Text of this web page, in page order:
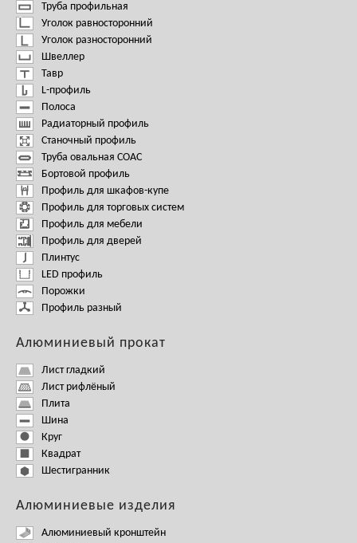
Труба профильная
Уголок равносторонний
Уголок разносторонний
Швеллер
Тавр
L-профиль
Полоса
Радиаторный профиль
Станочный профиль
Труба овальная СОАС
Бортовой профиль
Профиль для шкафов-купе
Профиль для торговых систем
Профиль для мебели
Профиль для дверей
Плинтус
LED профиль
Порожки
Профиль разный
Алюминиевый прокат
Лист гладкий
Лист рифлёный
Плита
Шина
Круг
Квадрат
Шестигранник
Алюминиевые изделия
Алюминиевый кронштейн